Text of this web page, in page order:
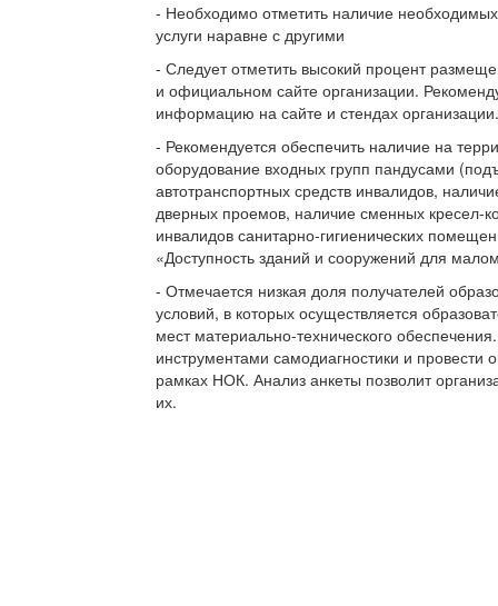
- Необходимо отметить наличие
услуги наравне с другими
- Следует отметить высокий процент
и официальном сайте организации.
информацию на сайте и стендах организации.
- Рекомендуется обеспечить наличие на
оборудование входных групп пандусами
автотранспортных средств инвалидов,
дверных проемов, наличие сменных кресел-
инвалидов санитарно-гигиенических
«Доступность зданий и сооружений для
- Отмечается низкая доля получателей
условий, в которых осуществляется
мест материально-технического
инструментами самодиагностики и
рамках НОК. Анализ анкеты позволит
их.